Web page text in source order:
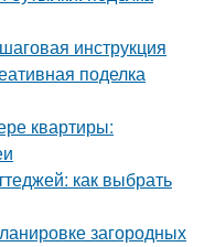
инструкция
поделка
квартиры:
как выбрать
загородных